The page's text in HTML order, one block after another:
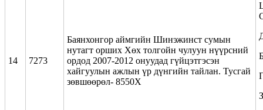
14 7273
Баянхонгор аймгийн Шинэжинст сумын
нутагт орших Хөх толгойн чулуун нүүрсний
ордод 2007-2012 онуудад гүйцэтгэсэн
хайгуулын ажлын үр дүнгийн тайлан. Тусгай
зөвшөөрөл- 8550Х